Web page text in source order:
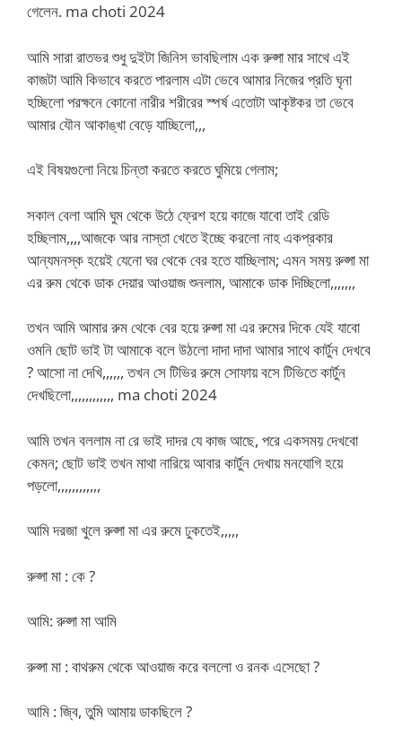
গেলেন. ma choti 2024
আমি সারা রাতভর শুধু দুইটা জিনিস ভাবছিলাম এক রুপ্সা মার সাথে এই
কাজটা আমি কিভাবে করতে পারলাম এটা ভেবে আমার নিজের প্রতি ঘৃনা
হচ্ছিলো পরক্ষনে কোনো নারীর শরীরের স্পর্ষ এতোটা আকৃষ্টকর তা ভেবে
আমার যৌন আকাঙ্খা বেড়ে যাচ্ছিলো,,,
এই বিষয়গুলো নিয়ে চিন্তা করতে করতে ঘুমিয়ে গেলাম;
সকাল বেলা আমি ঘুম থেকে উঠে ফ্রেশ হয়ে কাজে যাবো তাই রেডি
হচ্ছিলাম,,,,আজকে আর নাস্তা খেতে ইচ্ছে করলো নাহ একপ্রকার
আন্যমনস্ক হয়েই যেনো ঘর থেকে বের হতে যাচ্ছিলাম; এমন সময় রুপ্সা মা
এর রুম থেকে ডাক দেয়ার আওয়াজ শুনলাম, আমাকে ডাক দিচ্ছিলো,,,,,,,
তখন আমি আমার রুম থেকে বের হয়ে রুপ্সা মা এর রুমের দিকে যেই যাবো
ওমনি ছোট ভাই টা আমাকে বলে উঠলো দাদা দাদা আমার সাথে কার্টুন দেখবে
? আসো না দেখি,,,,,, তখন সে টিভির রুমে সোফায় বসে টিভিতে কার্টুন
দেখছিলো,,,,,,,,,,,, ma choti 2024
আমি তখন বললাম না রে ভাই দাদর যে কাজ আছে, পরে একসময় দেখবো
কেমন; ছোট ভাই তখন মাথা নারিয়ে আবার কার্টুন দেখায় মনযোগি হয়ে
পড়লো,,,,,,,,,,,,
আমি দরজা খুলে রুপ্সা মা এর রুমে ঢুকতেই,,,,,
রুপ্সা মা : কে ?
আমি: রুপ্সা মা আমি
রুপ্সা মা : বাথরুম থেকে আওয়াজ করে বললো ও রনক এসেছো ?
আমি : জ্বি, তুমি আমায় ডাকছিলে ?